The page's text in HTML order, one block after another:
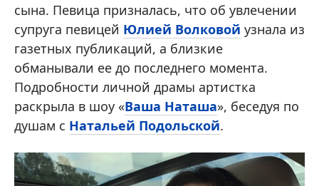
сына. Певица призналась, что об увлечении
супруга певицей Юлией Волковой узнала из
газетных публикаций, а близкие
обманывали ее до последнего момента.
Подробности личной драмы артистка
раскрыла в шоу «Ваша Наташа», беседуя по
душам с Натальей Подольской.